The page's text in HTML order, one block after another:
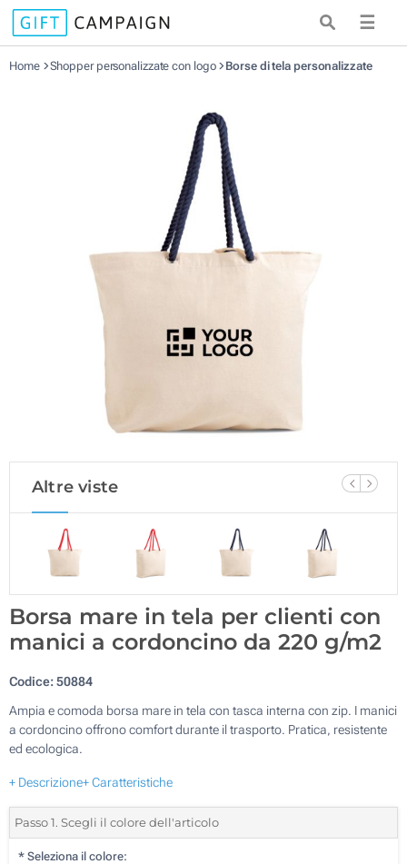
☰
Home Shopper personalizzate con logo Borse di tela personalizzate
Altre viste
Borsa mare in tela per clienti con
manici a cordoncino da 220 g/m2
Codice:50884
Ampia e comoda borsa mare in tela con tasca interna con zip. I manici
a cordoncino offrono comfort durante il trasporto. Pratica, resistente
ed ecologica.
+ Descrizione+ Caratteristiche
Passo 1. Scegli il colore dell'articolo
* Seleziona il colore: